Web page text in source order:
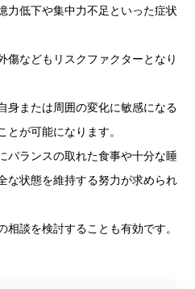
力低下や集中力不足といった症状
傷などもリスクファクターとなり
身または周囲の変化に敏感になる
とが可能になります。
バランスの取れた食事や十分な睡
な状態を維持する努力が求められ
談を検討することも有効です。